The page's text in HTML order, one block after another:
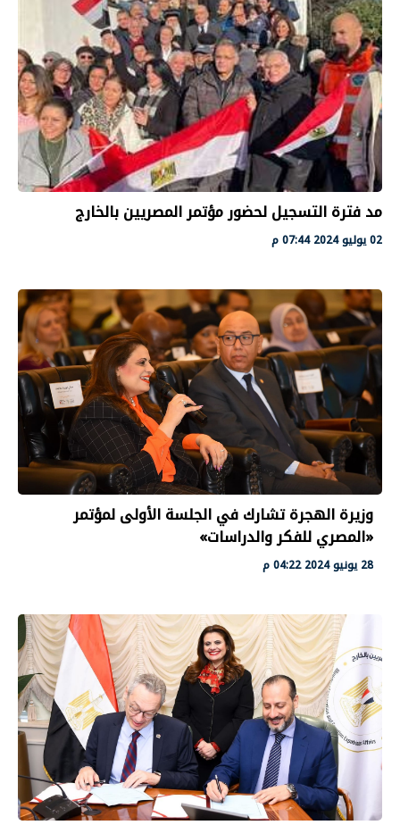
مد فترة التسجيل لحضور مؤتمر المصريين بالخارج
02 يوليو 2024 07:44 م
وزيرة الهجرة تشارك في الجلسة الأولى لمؤتمر
«المصري للفكر والدراسات»
28 يونيو 2024 04:22 م